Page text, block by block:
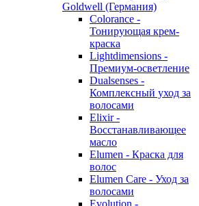
Goldwell (Германия)
Colorance -
Тонирующая крем-
краска
Lightdimensions -
Премиум-осветление
Dualsenses -
Комплексный уход за
волосами
Elixir -
Восстанавливающее
масло
Elumen - Краска для
волос
Elumen Care - Уход за
волосами
Evolution -